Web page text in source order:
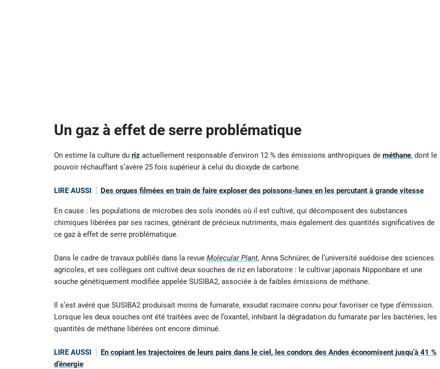
Un gaz à effet de serre problématique
On estime la culture du rizactuellement responsable d’environ 12 % des émissions anthropiques de méthane, dont le
pouvoir réchauffant s’avère 25 fois supérieur à celui du dioxyde de carbone.
LIRE AUSSI Des orques filmées en train de faire exploser des poissons-lunes en les percutant à grande vitesse
En cause : les populations de microbes des sols inondés où il est cultivé, qui décomposent des substances
chimiques libérées par ses racines, générant de précieux nutriments, mais également des quantités significatives de
ce gaz à effet de serre problématique.
Dans le cadre de travaux publiés dans la revue Molecular Plant, Anna Schnürer, de l’université suédoise des sciences
agricoles, et ses collègues ont cultivé deux souches de riz en laboratoire : le cultivar japonais Nipponbare et une
souche génétiquement modifiée appelée SUSIBA2, associée à de faibles émissions de méthane.
Il s’est avéré que SUSIBA2 produisait moins de fumarate, exsudat racinaire connu pour favoriser ce type d’émission.
Lorsque les deux souches ont été traitées avec de l’oxantel, inhibant la dégradation du fumarate par les bactéries, les
quantités de méthane libérées ont encore diminué.
LIRE AUSSI
En copiant les trajectoires de leurs pairs dans le ciel, les condors des Andes économisent jusqu’à 41 %
d’énergie